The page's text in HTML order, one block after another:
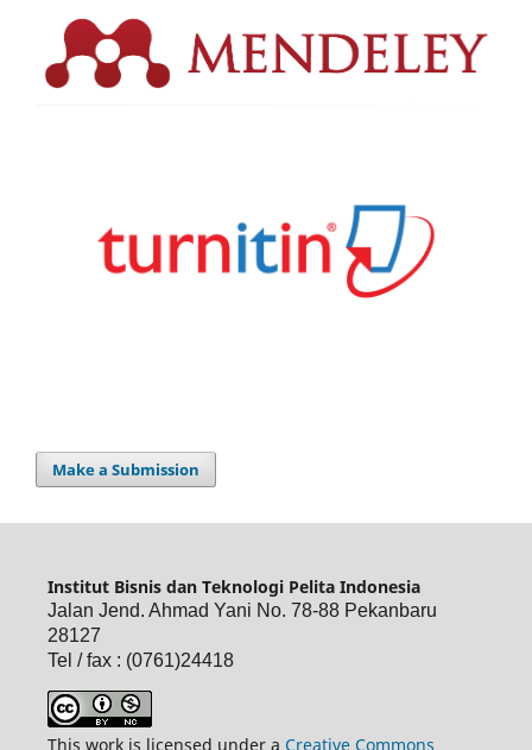
Make a Submission
Institut Bisnis dan Teknologi Pelita Indonesia
Jalan Jend. Ahmad Yani No. 78-88 Pekanbaru
28127
Tel / fax : (0761)24418
This work is licensed under a Creative Commons